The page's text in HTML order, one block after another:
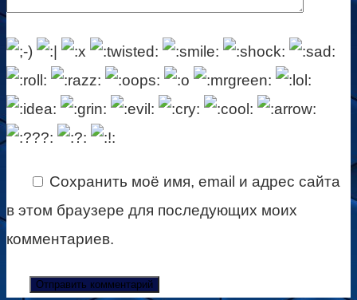
Сохранить моё имя, email и адрес сайта
в этом браузере для последующих моих
комментариев.